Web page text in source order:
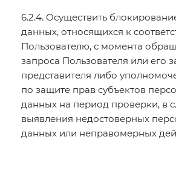
6.2.4. Осуществить
данных, относящихся к
Пользователю, с момента
запроса Пользователя или его
представителя либо
по защите прав субъектов
данных на период проверки, в
выявления недостоверных
данных или неправомерных